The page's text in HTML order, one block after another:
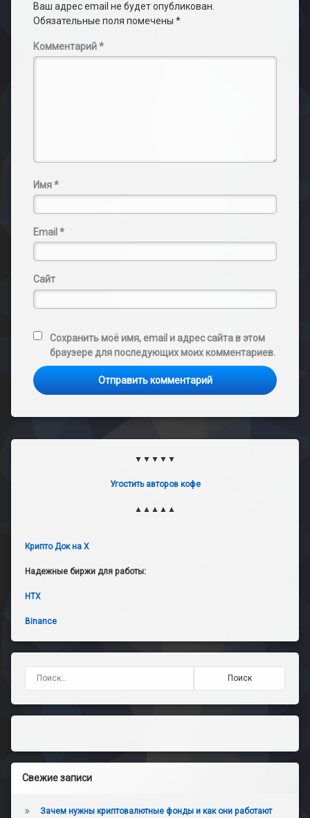
Ваш адрес email не будет опубликован.
Обязательные поля помечены *
Комментарий*
Имя*
Email *
Сайт
Сохранить моё имя, email и адрес сайта в этом
браузере для последующих моих комментариев.
▼▼▼▼▼
Угостить авторов кофе
▲▲▲▲▲
Крипто Док на X
Надежные биржи для работы:
HTX
Binance
Свежие записи
Зачем нужны криптовалютные фонды и как они работают